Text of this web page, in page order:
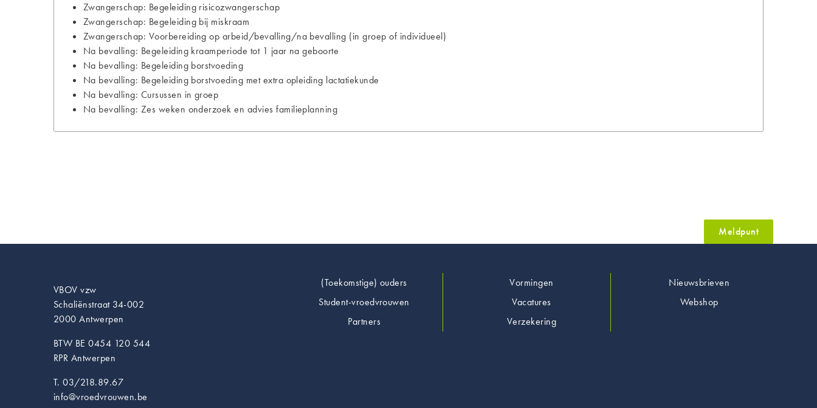
Zwangerschap: Begeleiding risicozwangerschap
Zwangerschap: Begeleiding bij miskraam
Zwangerschap: Voorbereiding op arbeid/bevalling/na bevalling (in groep of individueel)
Na bevalling: Begeleiding kraamperiode tot 1 jaar na geboorte
Na bevalling: Begeleiding borstvoeding
Na bevalling: Begeleiding borstvoeding met extra opleiding lactatiekunde
Na bevalling: Cursussen in groep
Na bevalling: Zes weken onderzoek en advies familieplanning
Meldpunt
VBOV vzw
Schaliënstraat 34-002
2000 Antwerpen
BTW BE 0454 120 544
RPR Antwerpen
T. 03/218.89.67
info@vroedvrouwen.be
Footer(Toekomstige) ouders
Student-vroedvrouwen
Partners
Vormingen
Vacatures
Verzekering
Nieuwsbrieven
Webshop